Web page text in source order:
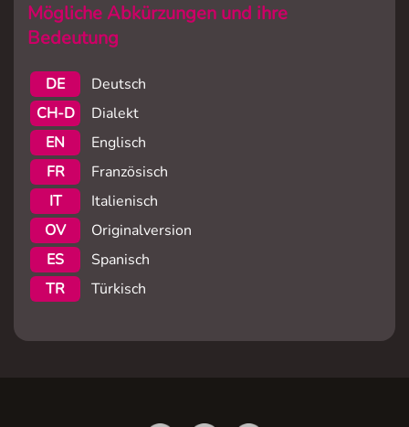
Mögliche Abkürzungen und ihre
Bedeutung
DE
Deutsch
CH-D
Dialekt
EN
Englisch
FR
Französisch
IT
Italienisch
OV
Originalversion
ES
Spanisch
TR
Türkisch